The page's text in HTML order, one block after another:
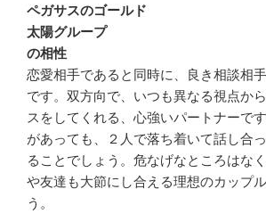
ペガサスのゴールド
太陽グループ
の相性
恋愛相手であると同時に、良き相談相
です。双方向で、いつも異なる視点か
スをしてくれる、心強いパートナーで
があっても、２人で落ち着いて話し合
ることでしょう。危なげなところはな
や友達も大節にし合える理想のカップ
う。